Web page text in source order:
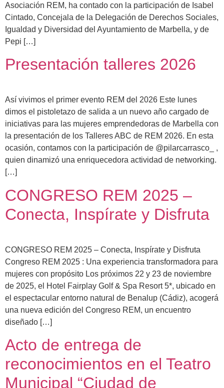
Asociación REM, ha contado con la participación de Isabel
Cintado, Concejala de la Delegación de Derechos Sociales,
Igualdad y Diversidad del Ayuntamiento de Marbella, y de
Pepi […]
Presentación talleres 2026
Así vivimos el primer evento REM del 2026 Este lunes
dimos el pistoletazo de salida a un nuevo año cargado de
iniciativas para las mujeres emprendedoras de Marbella con
la presentación de los Talleres ABC de REM 2026. En esta
ocasión, contamos con la participación de @pilarcarrasco_ ,
quien dinamizó una enriquecedora actividad de networking.
[…]
CONGRESO REM 2025 –
Conecta, Inspírate y Disfruta
CONGRESO REM 2025 – Conecta, Inspírate y Disfruta
Congreso REM 2025 : Una experiencia transformadora para
mujeres con propósito Los próximos 22 y 23 de noviembre
de 2025, el Hotel Fairplay Golf & Spa Resort 5*, ubicado en
el espectacular entorno natural de Benalup (Cádiz), acogerá
una nueva edición del Congreso REM, un encuentro
diseñado […]
Acto de entrega de
reconocimientos en el Teatro
Municipal “Ciudad de